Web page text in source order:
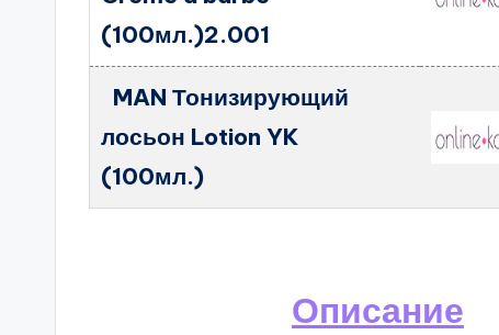
(100мл.)2.001
MAN Тонизирующий
лосьон Lotion YK
(100мл.)
Описание